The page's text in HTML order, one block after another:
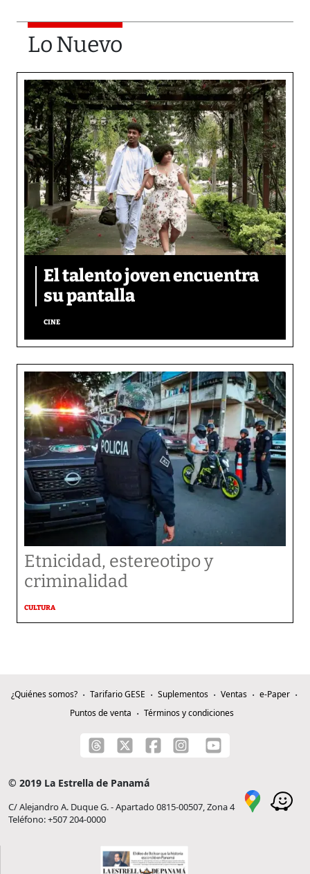
Lo Nuevo
El talento joven encuentra
su pantalla​
CINE
Etnicidad, estereotipo y
criminalidad
CULTURA
¿Quiénes somos? Tarifario GESE Suplementos Ventas
e-Paper
Puntos de venta
Términos y condiciones
© 2019 La Estrella de Panamá
C/ Alejandro A. Duque G. - Apartado 0815-00507, Zona 4
Teléfono: +507 204-0000